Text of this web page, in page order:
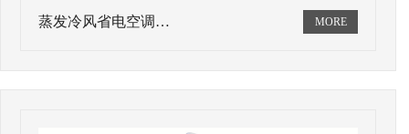
蒸发冷风省电空调…